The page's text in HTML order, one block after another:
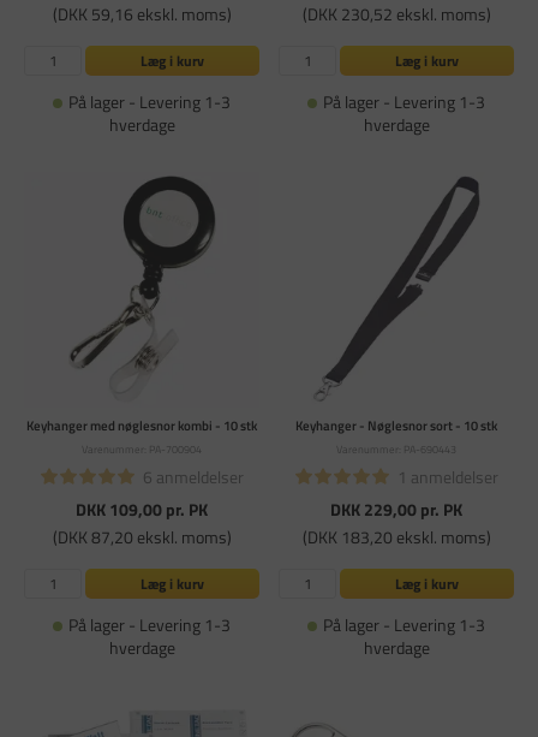
(DKK 59,16 ekskl. moms)
Læg i kurv
På lager - Levering 1-3
hverdage
(DKK 230,52 ekskl. moms)
Læg i kurv
På lager - Levering 1-3
hverdage
Keyhanger med nøglesnor kombi - 10 stk
Varenummer: PA-700904
6 anmeldelser
DKK 109,00pr. PK
(DKK 87,20 ekskl. moms)
Læg i kurv
På lager - Levering 1-3
hverdage
Keyhanger - Nøglesnor sort - 10 stk
Varenummer: PA-690443
1 anmeldelser
DKK 229,00pr. PK
(DKK 183,20 ekskl. moms)
Læg i kurv
På lager - Levering 1-3
hverdage